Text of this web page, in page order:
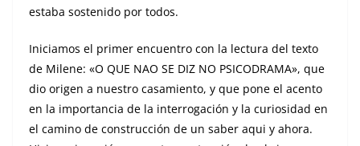
estaba sostenido por todos.
Iniciamos el primer encuentro con la lectura del texto
de Milene: «O QUE NAO SE DIZ NO PSICODRAMA», que
dio origen a nuestro casamiento, y que pone el acento
en la importancia de la interrogación y la curiosidad en
el camino de construcción de un saber aqui y ahora.